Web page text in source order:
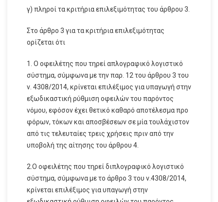
γ) πληροί τα κριτήρια επιλεξιμότητας του άρθρου 3.
Στο άρθρο 3 για τα κριτήρια επιλεξιμότητας
ορίζεται ότι
1. Ο οφειλέτης που τηρεί απλογραφικό λογιστικό
σύστημα, σύμφωνα με την παρ. 12 του άρθρου 3 του
ν. 4308/2014, κρίνεται επιλέξιμος για υπαγωγή στην
εξωδικαστική ρύθμιση οφειλών του παρόντος
νόμου, εφόσον έχει θετικό καθαρό αποτέλεσμα προ
φόρων, τόκων και αποσβέσεων σε μία τουλάχιστον
από τις τελευταίες τρεις χρήσεις πριν από την
υποβολή της αίτησης του άρθρου 4.
2.Ο οφειλέτης που τηρεί διπλογραφικό λογιστικό
σύστημα, σύμφωνα με το άρθρο 3 του ν.4308/2014,
κρίνεται επιλέξιμος για υπαγωγή στην